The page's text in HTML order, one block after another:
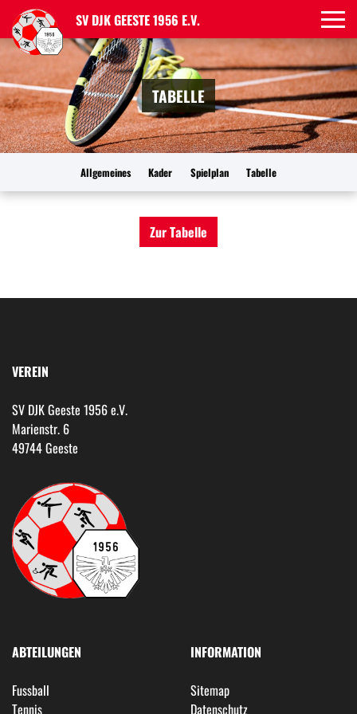
SV DJK GEESTE 1956 E.V.
TABELLE
Allgemeines Kader Spielplan Tabelle
Zur Tabelle
VEREIN
SV DJK Geeste 1956 e.V.
Marienstr. 6
49744 Geeste
ABTEILUNGEN
Fussball
Tennis
INFORMATION
Sitemap
Datenschutz